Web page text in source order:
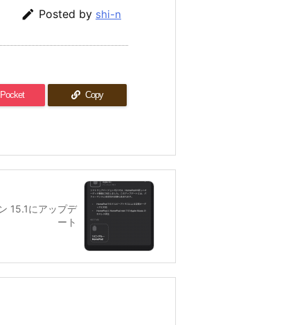
 Posted by shi-n
Pocket Copy
15.1にアップデ
ート